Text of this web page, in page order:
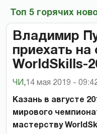
Топ 5 горячих
Владимир
приехать
WorldSkills-
ЧИ , 14 мая 2019 -
Казань в августе
мирового
мастерству